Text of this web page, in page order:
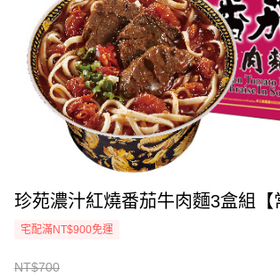
珍苑濃汁紅燒番茄牛肉麵3盒組【
宅配滿NT$900免運
NT$700